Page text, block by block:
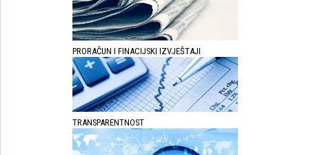
PRORAČUN I FINACIJSKI IZVJEŠTAJI
TRANSPARENTNOST